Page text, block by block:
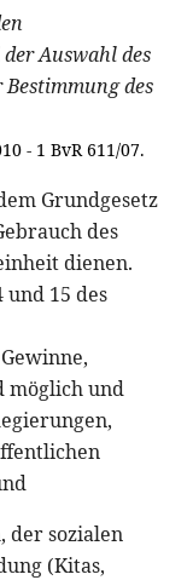
Auswahl des
Bestimmung des
- 1 BvR 611/07.
Grundgesetz
des
dienen.
15 des
möglich und
der sozialen
(Kitas,